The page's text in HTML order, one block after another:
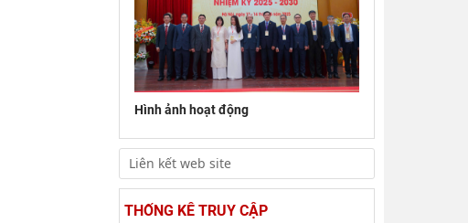
phương Tây và khả năng ứng dụng vào
phát triển du lịch cộng
Đoàn công tác Viện Nghiên cứu Châu Âu
và Châu Mỹ khảo sát thực tế tại thành
phố Hồ Chí Minh
văn hóa Lê Quý Đôn - Di sản và giá trị
thời đại”
Hình ảnh hoạt động
THỐNG KÊ TRUY CẬP